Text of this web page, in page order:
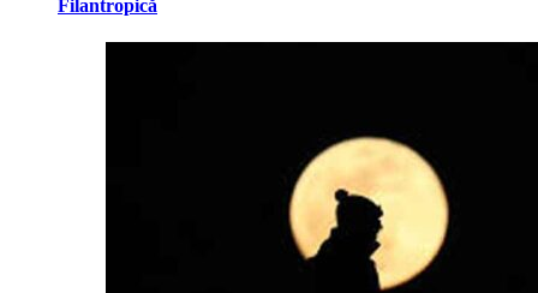
Filantropică